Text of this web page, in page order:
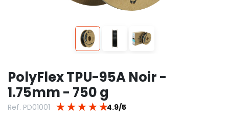
PolyFlex TPU-95A Noir -
1.75mm - 750 g
Ref. PD01001 ★ ★ ★ ★ ★4.9/5